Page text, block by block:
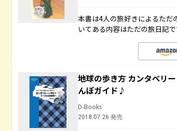
本書は4人の旅好きによるただ
いてある内容はただの旅日記で
地球の歩き方 カンタベリ
んぽガイド♪
D-Books
2018.07.26 発売